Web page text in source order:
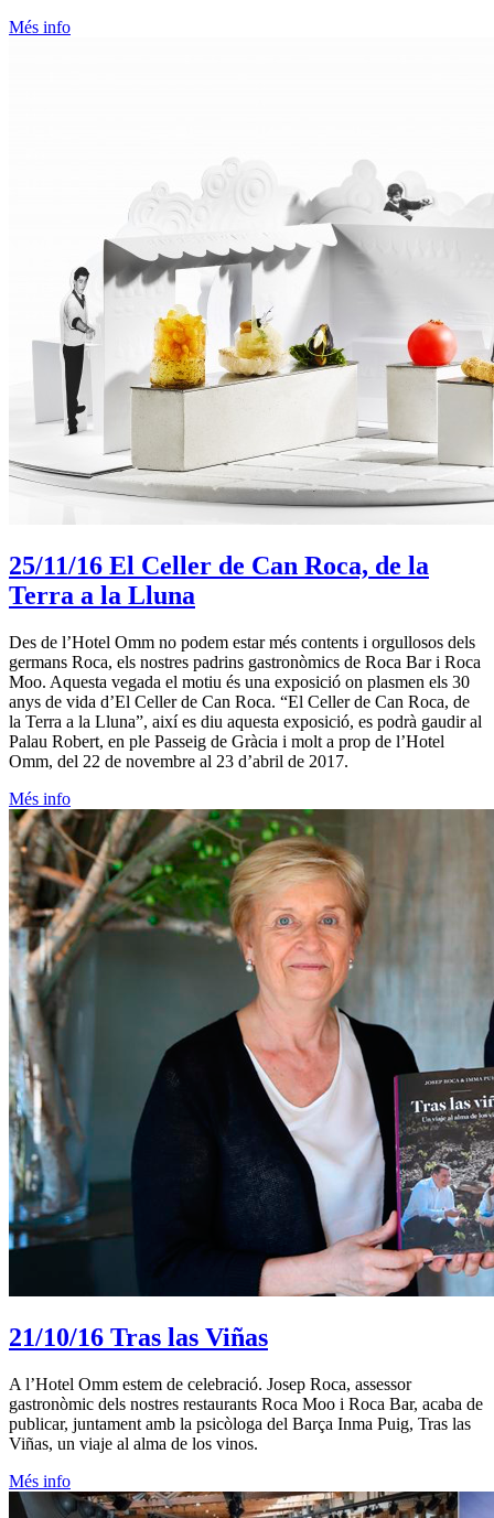
Més info
25/11/16 El Celler de Can Roca, de la
Terra a la Lluna
Des de l’Hotel Omm no podem estar més contents i orgullosos dels
germans Roca, els nostres padrins gastronòmics de Roca Bar i Roca
Moo. Aquesta vegada el motiu és una exposició on plasmen els 30
anys de vida d’El Celler de Can Roca. “El Celler de Can Roca, de
la Terra a la Lluna”, així es diu aquesta exposició, es podrà gaudir al
Palau Robert, en ple Passeig de Gràcia i molt a prop de l’Hotel
Omm, del 22 de novembre al 23 d’abril de 2017.
Més info
21/10/16 Tras las Viñas
A l’Hotel Omm estem de celebració. Josep Roca, assessor
gastronòmic dels nostres restaurants Roca Moo i Roca Bar, acaba de
publicar, juntament amb la psicòloga del Barça Inma Puig, Tras las
Viñas, un viaje al alma de los vinos.
Més info